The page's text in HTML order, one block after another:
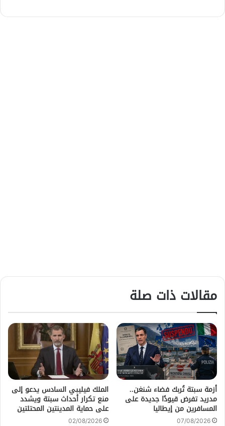
مقالات ذات صلة
أزمة سبتة تُربك فضاء شنغن..
مدريد تفرض قيودًا جديدة على
المسافرين من إيطاليا
07/08/2026
الملك فيليبي السادس يدعو إلى
منع تكرار أحداث سبتة ويشدد
على حماية المدينتين المحتلتين
02/08/2026